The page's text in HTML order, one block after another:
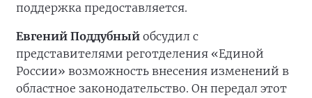
поддержка предоставляется.
Евгений Поддубный обсудил с
представителями реготделения «Единой
России» возможность внесения изменений в
областное законодательство. Он передал этот